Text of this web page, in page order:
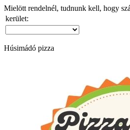
Mielött rendelnél, tudnunk kell, hogy
kerület:
Húsimádó pizza